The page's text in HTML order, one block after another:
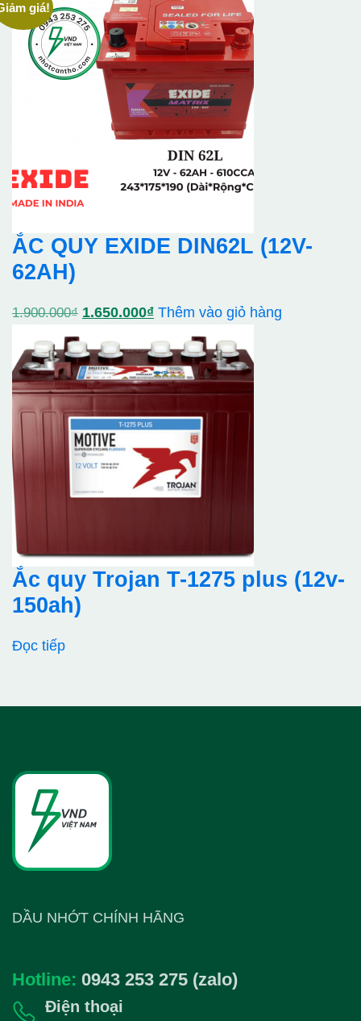
là:
1.800.000₫.
tại
là:
1.400.000₫.
giá!
ẮC QUY EXIDE DIN62L (12V-
62AH)
1.900.000₫ Giá
là:
1.900.000₫.
1.650.000₫Giá
tại
là:
Thêm vào giỏ hàng
Ắc quy Trojan T-1275 plus (12v-
150ah)
Đọc tiếp
DẦU NHỚT CHÍNH HÃNG
Hotline: 0943 253 275 (zalo)
Điện thoại